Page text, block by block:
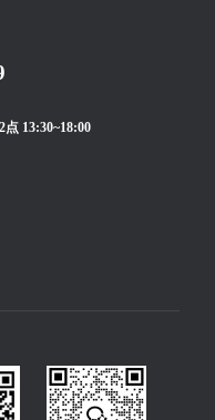
13:30~18:00